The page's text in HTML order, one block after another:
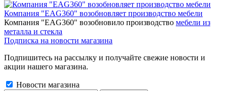
Компания "EAG360" возобновляет производство мебели
Компания "EAG360" возобновило производство мебели из
металла и стекла
Подписка на новости магазина
Подпишитесь на рассылку и получайте свежие новости и
акции нашего магазина.
Новости магазина